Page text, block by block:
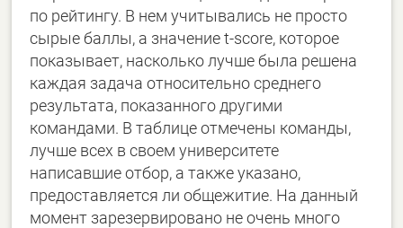
по рейтингу. В нем учитывались не просто
сырые баллы, а значение t-score, которое
показывает, насколько лучше была решена
каждая задача относительно среднего
результата, показанного другими
командами. В таблице отмечены команды,
лучше всех в своем университете
написавшие отбор, а также указано,
предоставляется ли общежитие. На данный
момент зарезервировано не очень много